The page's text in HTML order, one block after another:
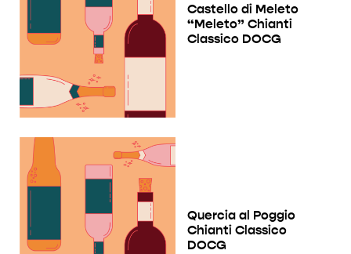
Castello di Meleto
“Meleto” Chianti
Classico DOCG
Quercia al Poggio
Chianti Classico
DOCG